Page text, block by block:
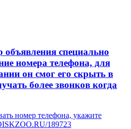
специально
номера телефона, для
он смог его скрыть в
более звонков когда
номер телефона, укажите
189723